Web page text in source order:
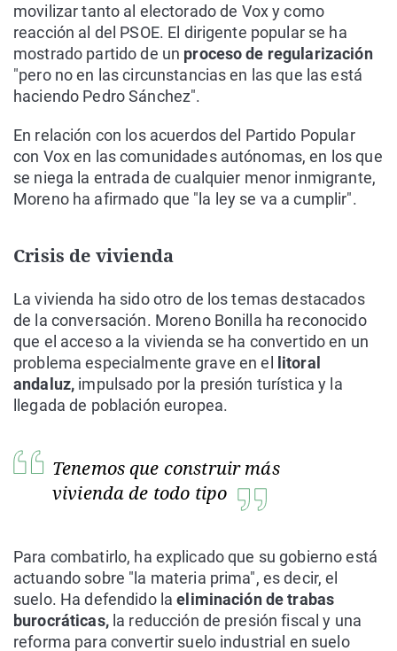
movilizar tanto al electorado de Vox y como
reacción al del PSOE. El dirigente popular se ha
mostrado partido de un proceso de regularización
"pero no en las circunstancias en las que las está
haciendo Pedro Sánchez".
En relación con los acuerdos del Partido Popular
con Vox en las comunidades autónomas, en los que
se niega la entrada de cualquier menor inmigrante,
Moreno ha afirmado que "la ley se va a cumplir".
Crisis de vivienda
La vivienda ha sido otro de los temas destacados
de la conversación. Moreno Bonilla ha reconocido
que el acceso a la vivienda se ha convertido en un
problema especialmente grave en el
litoral
andaluz, impulsado por la presión turística y la
llegada de población europea.
Tenemos que construir más
vivienda de todo tipo
Para combatirlo, ha explicado que su gobierno está
actuando sobre "la materia prima", es decir, el
suelo. Ha defendido laeliminación de trabas
burocráticas,la reducción de presión fiscal y una
reforma para convertir suelo industrial en suelo